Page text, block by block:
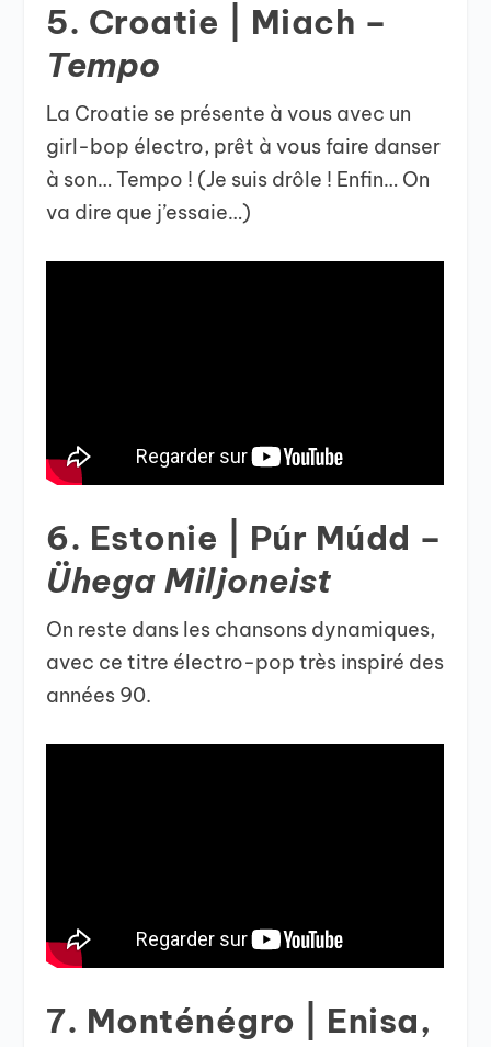
5. Croatie | Miach –
Tempo
La Croatie se présente à vous avec un
girl-bop électro, prêt à vous faire danser
à son… Tempo ! (Je suis drôle ! Enfin… On
va dire que j’essaie…)
6. Estonie | Púr Múdd –
Ühega Miljoneist
On reste dans les chansons dynamiques,
avec ce titre électro-pop très inspiré des
années 90.
7. Monténégro | Enisa,